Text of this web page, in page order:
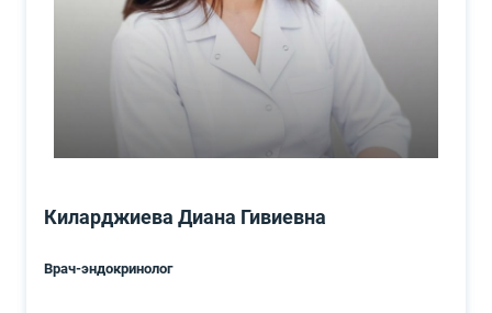
Киларджиева Диана Гивиевна
Врач-эндокринолог